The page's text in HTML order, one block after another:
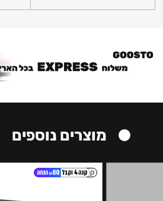
מוצרים נוספים
קל